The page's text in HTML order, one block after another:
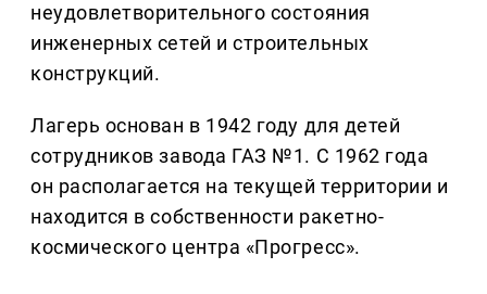
неудовлетворительного состояния
инженерных сетей и строительных
конструкций.
Лагерь основан в 1942 году для детей
сотрудников завода ГАЗ №1. С 1962 года
он располагается на текущей территории и
находится в собственности ракетно-
космического центра «Прогресс».